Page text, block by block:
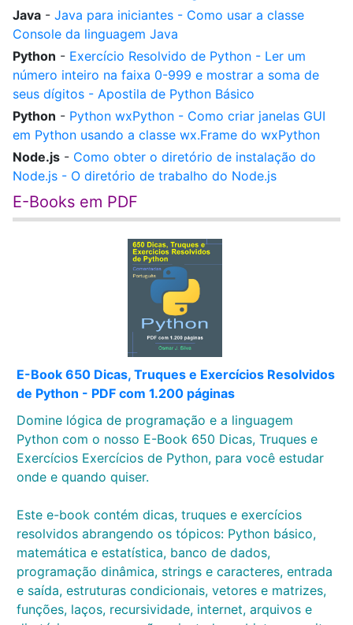
Java - Java para iniciantes - Como usar a classe
Console da linguagem Java
Python - Exercício Resolvido de Python - Ler um
número inteiro na faixa 0-999 e mostrar a soma de
seus dígitos - Apostila de Python Básico
Python - Python wxPython - Como criar janelas GUI
em Python usando a classe wx.Frame do wxPython
Node.js - Como obter o diretório de instalação do
Node.js - O diretório de trabalho do Node.js
E-Books em PDF
E-Book 650 Dicas, Truques e Exercícios Resolvidos
de Python - PDF com 1.200 páginas
Domine lógica de programação e a linguagem
Python com o nosso E-Book 650 Dicas, Truques e
Exercícios Exercícios de Python, para você estudar
onde e quando quiser.
Este e-book contém dicas, truques e exercícios
resolvidos abrangendo os tópicos: Python básico,
matemática e estatística, banco de dados,
programação dinâmica, strings e caracteres, entrada
e saída, estruturas condicionais, vetores e matrizes,
funções, laços, recursividade, internet, arquivos e